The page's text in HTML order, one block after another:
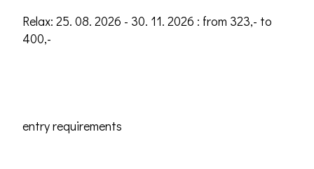
Relax: 25. 08. 2026 - 30. 11. 2026 : from 323,- to
400,-
entry requirements